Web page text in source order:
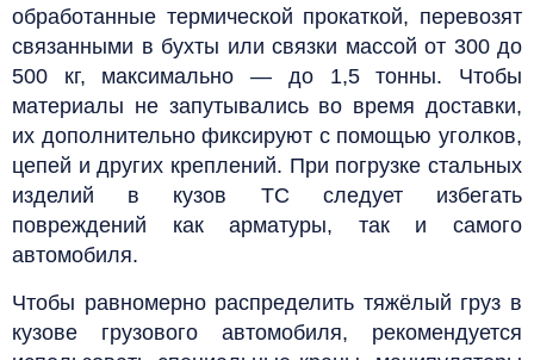
обработанные термической прокаткой, перевозят
связанными в бухты или связки массой от 300 до
500 кг, максимально — до 1,5 тонны. Чтобы
материалы не запутывались во время доставки,
их дополнительно фиксируют с помощью уголков,
цепей и других креплений. При погрузке стальных
изделий в кузов ТС следует избегать
повреждений как арматуры, так и самого
автомобиля.
Чтобы равномерно распределить тяжёлый груз в
кузове грузового автомобиля, рекомендуется